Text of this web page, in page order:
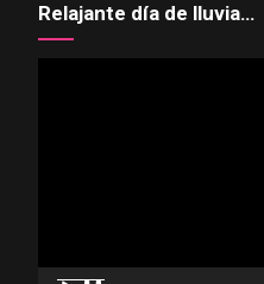
Relajante día de lluvia…